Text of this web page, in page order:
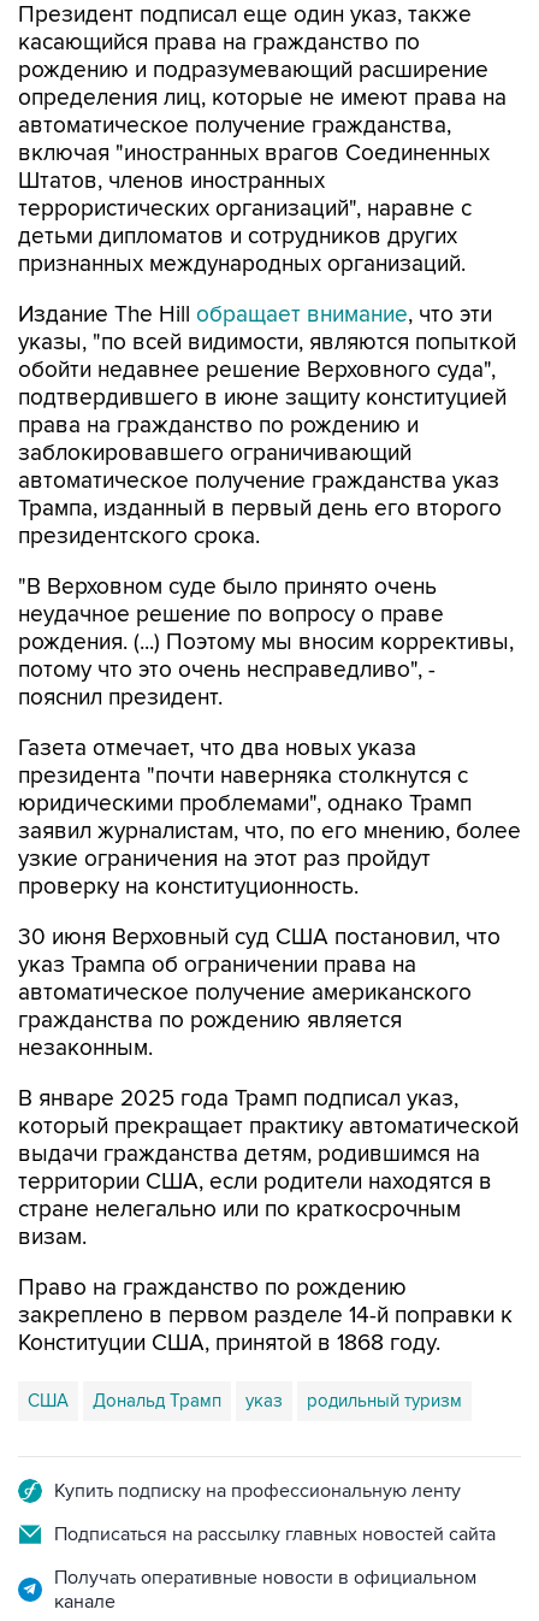
Президент подписал еще один указ, также
касающийся права на гражданство по
рождению и подразумевающий расширение
определения лиц, которые не имеют права на
автоматическое получение гражданства,
включая "иностранных врагов Соединенных
Штатов, членов иностранных
террористических организаций", наравне с
детьми дипломатов и сотрудников других
признанных международных организаций.
Издание The Hill обращает внимание, что эти
указы, "по всей видимости, являются попыткой
обойти недавнее решение Верховного суда",
подтвердившего в июне защиту конституцией
права на гражданство по рождению и
заблокировавшего ограничивающий
автоматическое получение гражданства указ
Трампа, изданный в первый день его второго
президентского срока.
"В Верховном суде было принято очень
неудачное решение по вопросу о праве
рождения. (...) Поэтому мы вносим коррективы,
потому что это очень несправедливо", -
пояснил президент.
Газета отмечает, что два новых указа
президента "почти наверняка столкнутся с
юридическими проблемами", однако Трамп
заявил журналистам, что, по его мнению, более
узкие ограничения на этот раз пройдут
проверку на конституционность.
30 июня Верховный суд США постановил, что
указ Трампа об ограничении права на
автоматическое получение американского
гражданства по рождению является
незаконным.
В январе 2025 года Трамп подписал указ,
который прекращает практику автоматической
выдачи гражданства детям, родившимся на
территории США, если родители находятся в
стране нелегально или по краткосрочным
визам.
Право на гражданство по рождению
закреплено в первом разделе 14-й поправки к
Конституции США, принятой в 1868 году.
США Дональд Трамп указ родильный туризм
Купить подписку на профессиональную ленту
Подписаться на рассылку главных новостей сайта
Получать оперативные новости в официальном
канале